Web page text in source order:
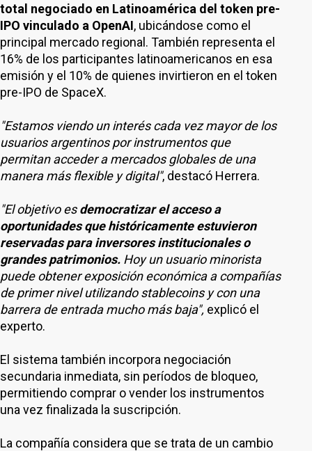
total negociado en Latinoamérica del token pre-
IPO vinculado a OpenAI, ubicándose como el
principal mercado regional. También representa el
16% de los participantes latinoamericanos en esa
emisión y el 10% de quienes invirtieron en el token
pre-IPO de SpaceX.
"Estamos viendo un interés cada vez mayor de los
usuarios argentinos por instrumentos que
permitan acceder a mercados globales de una
manera más flexible y digital", destacó Herrera.
"El objetivo esdemocratizar el acceso a
oportunidades que históricamente estuvieron
reservadas para inversores institucionales o
grandes patrimonios. Hoy un usuario minorista
puede obtener exposición económica a compañías
de primer nivel utilizando stablecoins y con una
barrera de entrada mucho más baja", explicó el
experto.
El sistema también incorpora negociación
secundaria inmediata, sin períodos de bloqueo,
permitiendo comprar o vender los instrumentos
una vez finalizada la suscripción.
La compañía considera que se trata de un cambio